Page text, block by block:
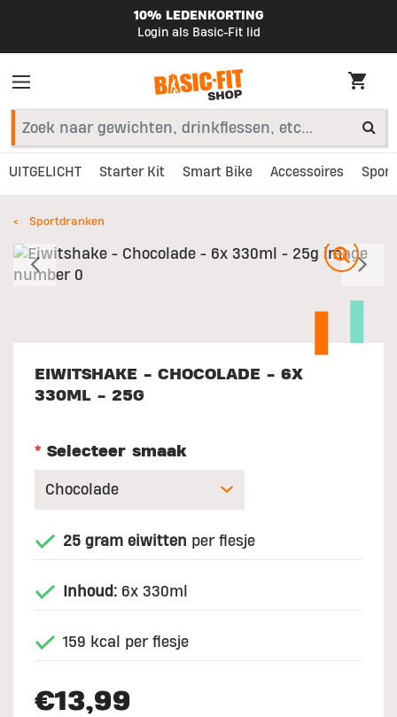
10% LEDENKORTING
Login als Basic-Fit lid
UITGELICHT Starter Kit Smart Bike Accessoires
Sportdranken
Vorig
EIWITSHAKE - CHOCOLADE - 6X
330ML - 25G
* Selecteer smaak
25 gram eiwitten per flesje
Inhoud: 6x 330ml
159 kcal per flesje
€13,99